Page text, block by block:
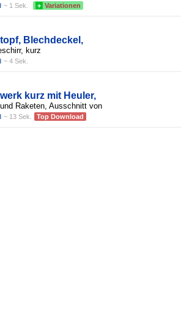
~ 1 Sek. + Variationen
Blechdeckel,
kurz
~ 4 Sek.
kurz mit Heuler,
Raketen, Ausschnitt von
~ 13 Sek. Top Download